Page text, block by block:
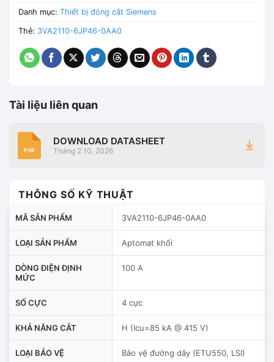
Danh mục: Thiết bị đóng cắt Siemens
Thẻ: 3VA2110-6JP46-0AA0
Tài liệu liên quan
PDF
DOWNLOAD DATASHEET
Tháng 2 10, 2026
THÔNG SỐ KỸ THUẬT
MÃ SẢN PHẨM 3VA2110-6JP46-0AA0
LOẠI SẢN PHẨM Aptomat khối
DÒNG ĐIỆN ĐỊNH
MỨC
100 A
SỐ CỰC 4 cực
KHẢ NĂNG CẮT H (Icu=85 kA @ 415 V)
LOẠI BẢO VỆ Bảo vệ đường dây (ETU550, LSI)